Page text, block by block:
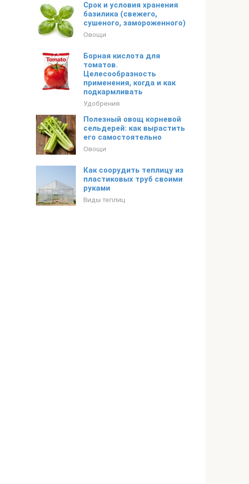
Срок и условия хранения
базилика (свежего,
сушеного, замороженного)
Овощи
Борная кислота для
томатов.
Целесообразность
применения, когда и как
подкармливать
Удобрения
Полезный овощ корневой
сельдерей: как вырастить
его самостоятельно
Овощи
Как соорудить теплицу из
пластиковых труб своими
руками
Виды теплиц